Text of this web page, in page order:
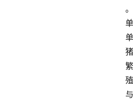
。
单
单
猪
繁
殖
与